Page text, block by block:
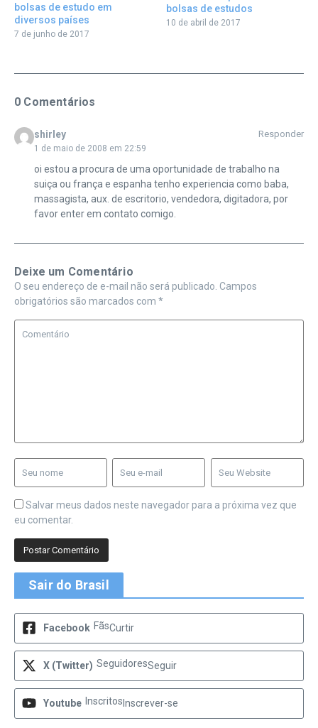
bolsas de estudo em
diversos países
7 de junho de 2017
bolsas de estudos
10 de abril de 2017
0 Comentários
shirley
1 de maio de 2008 em 22:59
Responder
oi estou a procura de uma oportunidade de trabalho na
suiça ou frança e espanha tenho experiencia como baba,
massagista, aux. de escritorio, vendedora, digitadora, por
favor enter em contato comigo.
Deixe um Comentário
O seu endereço de e-mail não será publicado. Campos
obrigatórios são marcados com *
Salvar meus dados neste navegador para a próxima vez que
eu comentar.
Sair do Brasil
Facebook FãsCurtir
X (Twitter) SeguidoresSeguir
Youtube Inscritos Inscrever-se